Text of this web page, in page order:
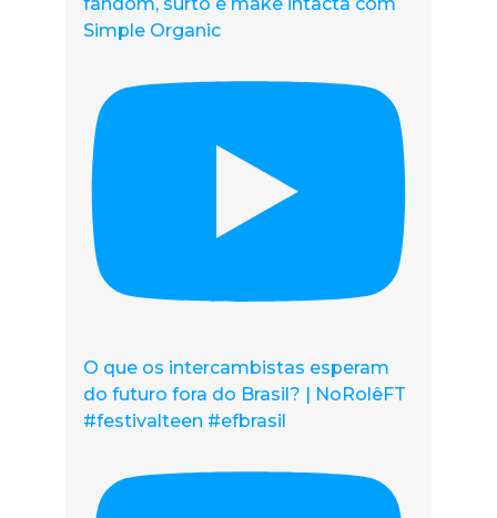
Simple Organic
O que os intercambistas esperam
do futuro fora do Brasil? | NoRolêFT
#festivalteen #efbrasil